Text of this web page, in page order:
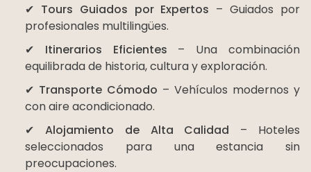
✔ Tours Guiados por Expertos – Guiados por
profesionales multilingües.
✔ Itinerarios Eficientes – Una combinación
equilibrada de historia, cultura y exploración.
✔ Transporte Cómodo – Vehículos modernos y
con aire acondicionado.
✔ Alojamiento de Alta Calidad – Hoteles
seleccionados para una estancia sin
preocupaciones.